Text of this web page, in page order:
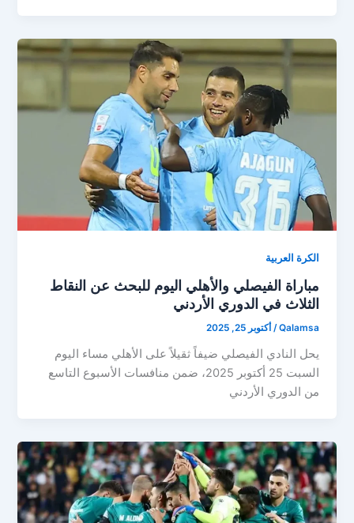
الكرة العربية
مباراة الفيصلي والأهلي اليوم للبحث عن النقاط
الثلاث في الدوري الأردني
Qalamsa
/أكتوبر 25, 2025
يحل النادي الفيصلي ضيفاً ثقيلاً على الأهلي مساء اليوم
السبت 25 أكتوبر 2025، ضمن منافسات الأسبوع التاسع
من الدوري الأردني